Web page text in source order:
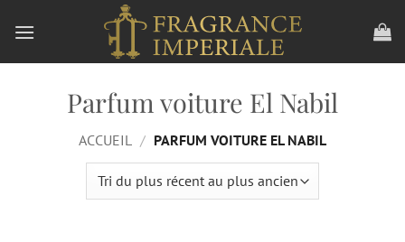
Parfum voiture El Nabil
ACCUEIL / PARFUM VOITURE EL NABIL